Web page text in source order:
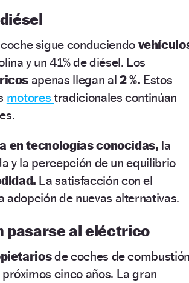
sigue conduciendo
y un 41% de diésel. Los
apenas llegan al 2 %. Estos
motorestradicionales continúan
en tecnologías conocidas, la
y la percepción de un equilibrio
La satisfacción con el
adopción de nuevas alternativas.
pasarse al eléctrico
de coches de
próximos cinco años. La gran